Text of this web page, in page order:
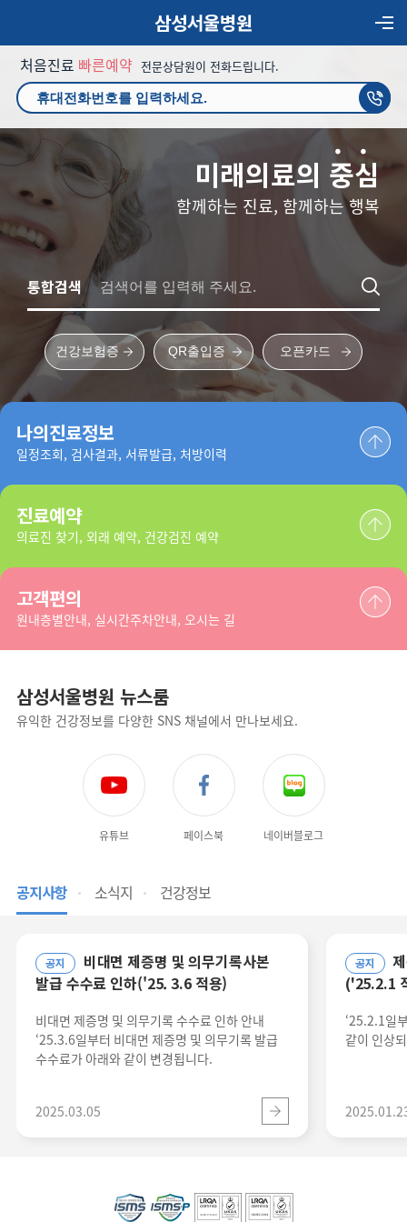
삼성서울병원
처음진료 빠른예약 전문상담원이 전화드립니다.
미래의료의 중심
함께하는 진료, 함께하는 행복
통합검색
건강보험증 QR출입증 오픈카드
나의진료정보
일정조회, 검사결과, 서류발급, 처방이력
진료예약
의료진 찾기, 외래 예약, 건강검진 예약
고객편의
원내층별안내, 실시간주차안내, 오시는 길
삼성서울병원 뉴스룸
유익한 건강정보를 다양한 SNS 채널에서 만나보세요.
유튜브 페이스북 네이버블로그
공지사항 소식지 건강정보
공지
발급 수수료 인하('25. 3.6 적용)
비대면 제증명 및 의무기록 수수료 인하 안내
‘25.3.6일부터 비대면 제증명 및 의무기록 발급
수수료가 아래와 같이 변경됩니다.
2025.03.05
공지
제증명 발급 수수료 인상 안내
('25.2.1
‘25.2.1일
같이 인상